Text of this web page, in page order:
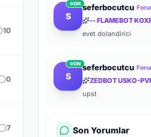
10
0
7
S
ON seferbocutcu
evet dolandirici
S
ON seferbocutcu
upst
Son Yorumlar